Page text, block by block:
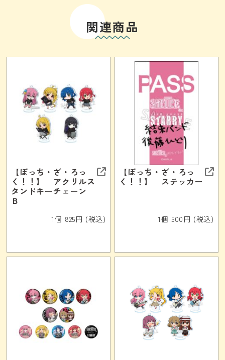
関連商品
【ぼっち・ざ・ろっ
く！！】 アクリルス
タンドキーチェーン
Ｂ
1個 825円 (税込)
【ぼっち・ざ・ろっ
く！！】 ステッカー
1個 500円 (税込)